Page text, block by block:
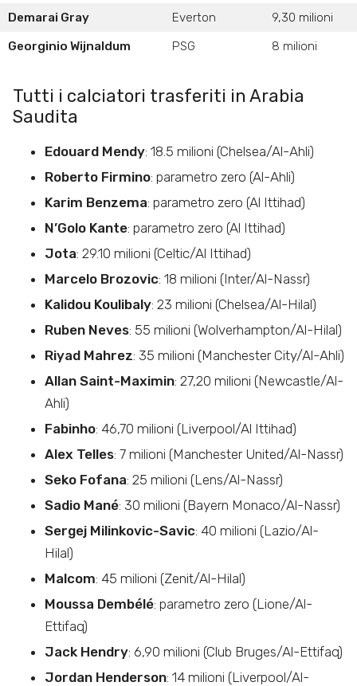
Demarai Gray Everton
9,30 milioni
Georginio Wijnaldum
PSG 8 milioni
Tutti i calciatori trasferiti in Arabia
Saudita
Edouard Mendy: 18.5 milioni (Chelsea/Al-Ahli)
Roberto Firmino: parametro zero (Al-Ahli)
Karim Benzema: parametro zero (Al Ittihad)
N’Golo Kante: parametro zero (Al Ittihad)
Jota: 29.10 milioni (Celtic/Al Ittihad)
Marcelo Brozovic: 18 milioni (Inter/Al-Nassr)
Kalidou Koulibaly: 23 milioni (Chelsea/Al-Hilal)
Ruben Neves: 55 milioni (Wolverhampton/Al-Hilal)
Riyad Mahrez: 35 milioni (Manchester City/Al-Ahli)
Allan Saint-Maximin: 27,20 milioni (Newcastle/Al-
Ahli)
Fabinho: 46,70 milioni (Liverpool/Al Ittihad)
Alex Telles: 7 milioni (Manchester United/Al-Nassr)
Seko Fofana: 25 milioni (Lens/Al-Nassr)
Sadio Mané: 30 milioni (Bayern Monaco/Al-Nassr)
Sergej Milinkovic-Savic: 40 milioni (Lazio/Al-
Hilal)
Malcom: 45 milioni (Zenit/Al-Hilal)
Moussa Dembélé: parametro zero (Lione/Al-
Ettifaq)
Jack Hendry: 6,90 milioni (Club Bruges/Al-Ettifaq)
Jordan Henderson: 14 milioni (Liverpool/Al-